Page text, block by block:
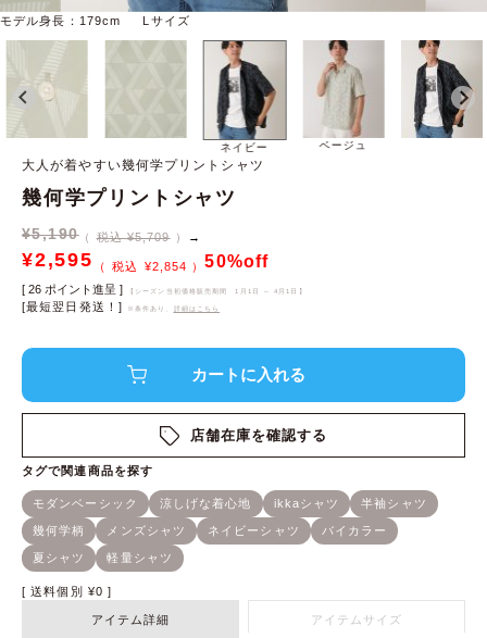
モデル身長：179cm Lサイズ
ネイビー ベージュ
大人が着やすい幾何学プリントシャツ
幾何学プリントシャツ
¥5,190 税込 ¥5,709 →
¥2,595 ¥2,854 50%off
[ 26 ポイント進呈 ] 【シーズン当初価格販売期間 1月1日 ～ 4月1日 】
[最短翌日発送！] ※条件あり、 詳細はこちら
店舗在庫を確認する
送料個別 ¥0
アイテム詳細 アイテムサイズ